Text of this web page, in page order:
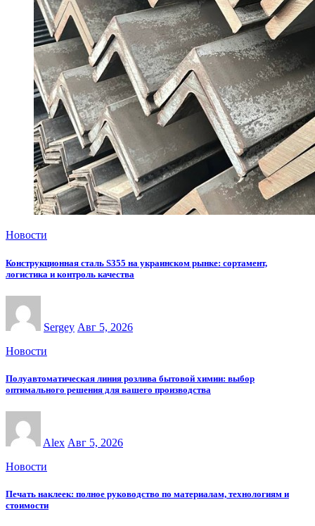
Новости
Конструкционная сталь S355 на украинском рынке: сортамент,
логистика и контроль качества
Sergey Авг 5, 2026
Новости
Полуавтоматическая линия розлива бытовой химии: выбор
оптимального решения для вашего производства
Alex Авг 5, 2026
Новости
Печать наклеек: полное руководство по материалам, технологиям и
стоимости